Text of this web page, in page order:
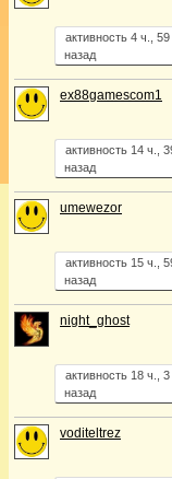
активность 4 ч., 59
назад
ex88gamescom1
активность 14 ч.,
назад
umewezor
активность 15 ч.,
назад
night_ghost
активность 18 ч., 3
назад
voditeltrez